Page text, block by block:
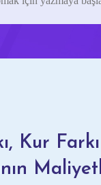
Kur